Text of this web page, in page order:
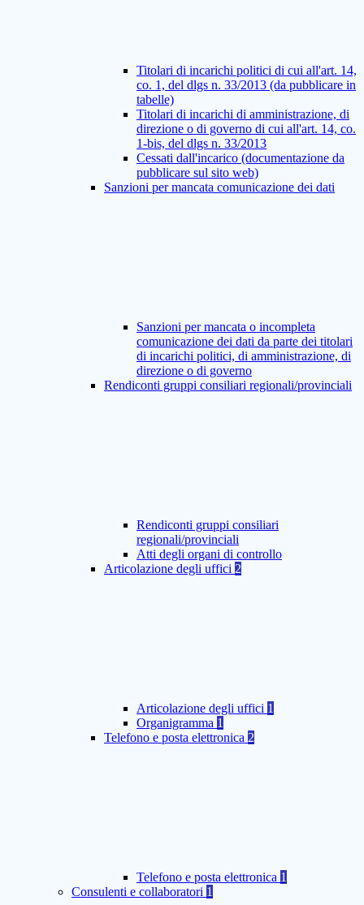
Titolari di incarichi politici di cui all'art. 14,
co. 1, del dlgs n. 33/2013 (da pubblicare in
tabelle)
Titolari di incarichi di amministrazione, di
direzione o di governo di cui all'art. 14, co.
1-bis, del dlgs n. 33/2013
Cessati dall'incarico (documentazione da
pubblicare sul sito web)
Sanzioni per mancata comunicazione dei dati
Sanzioni per mancata o incompleta
comunicazione dei dati da parte dei titolari
di incarichi politici, di amministrazione, di
direzione o di governo
Rendiconti gruppi consiliari regionali/provinciali
Rendiconti gruppi consiliari
regionali/provinciali
Atti degli organi di controllo
Articolazione degli uffici 2
Articolazione degli uffici 1
Organigramma 1
Telefono e posta elettronica 2
Telefono e posta elettronica 1
Consulenti e collaboratori 1